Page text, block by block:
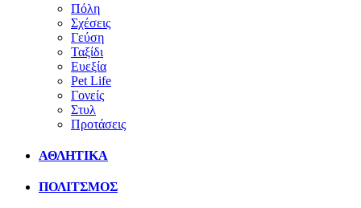
Πόλη
Σχέσεις
Γεύση
Ταξίδι
Ευεξία
Pet Life
Γονείς
Στυλ
Προτάσεις
ΑΘΛΗΤΙΚΑ
ΠΟΛΙΤΣΜΟΣ